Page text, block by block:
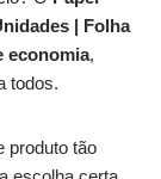
| Folha
economia,
todos.
produto tão